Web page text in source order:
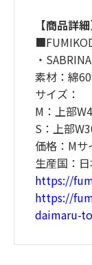
【商品詳細
・SABRINA
素材：綿
サイズ：
M：上部
S：上部
価格：M
生産国：
https://
https://
daimaru-